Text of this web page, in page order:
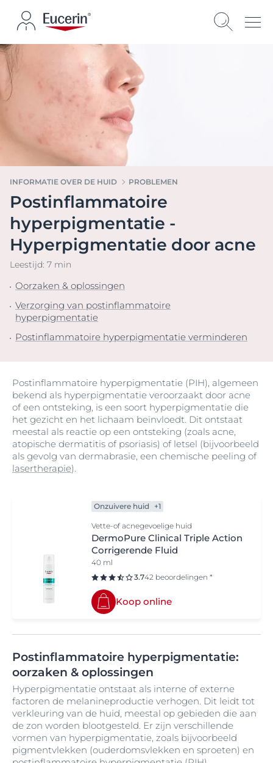
INFORMATIE OVER DE HUID PROBLEMEN
Postinflammatoire
hyperpigmentatie -
Hyperpigmentatie door acne
Leestijd: 7 min
Oorzaken & oplossingen
Verzorging van postinflammatoire
hyperpigmentatie
Postinflammatoire hyperpigmentatie verminderen
Postinflammatoire hyperpigmentatie (PIH), algemeen
bekend als hyperpigmentatie veroorzaakt door acne
of een ontsteking, is een soort hyperpigmentatie die
het gezicht en het lichaam beïnvloedt. Dit ontstaat
meestal als reactie op een ontsteking (zoals acne,
atopische dermatitis of psoriasis) of letsel (bijvoorbeeld
als gevolg van dermabrasie, een chemische peeling of
lasertherapie).
Onzuivere huid +1
Vette-of acnegevoelige huid
DermoPure Clinical Triple Action
Corrigerende Fluid
40 ml
3.742 beoordelingen *
Koop online
Postinflammatoire hyperpigmentatie:
oorzaken & oplossingen
Hyperpigmentatie ontstaat als interne of externe
factoren de melanineproductie verhogen. Dit leidt tot
verkleuring van de huid, meestal op gebieden die aan
de zon worden blootgesteld. Er zijn verschillende
vormen van hyperpigmentatie, zoals bijvoorbeeld
pigmentvlekken (ouderdomsvlekken en sproeten) en